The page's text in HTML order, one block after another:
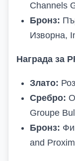
Channels
Бронз:
Изворна,
Награда за
Злато:
Сребро:
Groupe
Бронз:
and